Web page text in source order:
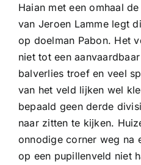
Haian met een omhaal
van Jeroen Lamme legt
op doelman Pabon. Het
niet tot een
balverlies troef en veel
van het veld lijken wel
bepaald geen derde
naar zitten te kijken.
onnodige corner weg na
op een pupillenveld niet